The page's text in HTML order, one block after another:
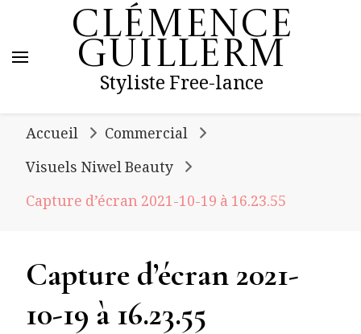
Clémence
Guillerm
Styliste Free-lance
Accueil
Commercial
Visuels Niwel Beauty
Capture d’écran 2021-10-19 à 16.23.55
Capture d’écran 2021-
10-19 à 16.23.55